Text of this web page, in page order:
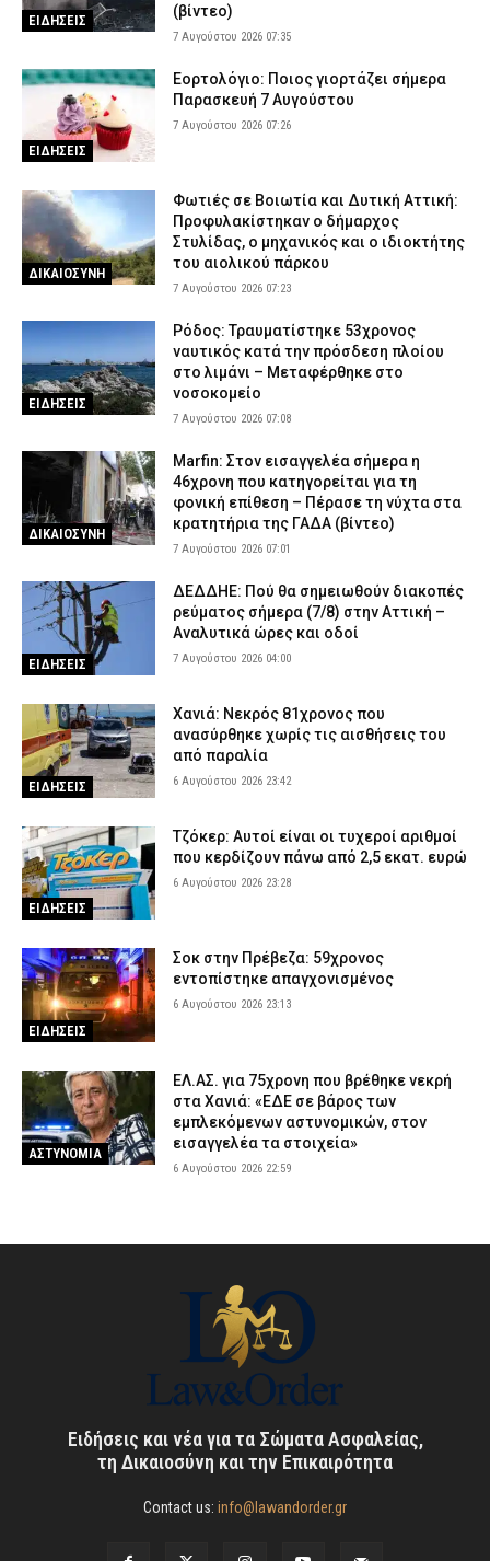
ΕΙΔΗΣΕΙΣ
(βίντεο)
7 Αυγούστου 2026 07:35
ΕΙΔΗΣΕΙΣ
Εορτολόγιο: Ποιος γιορτάζει σήμερα
Παρασκευή 7 Αυγούστου
7 Αυγούστου 2026 07:26
ΔΙΚΑΙΟΣΥΝΗ
Φωτιές σε Βοιωτία και Δυτική Αττική:
Προφυλακίστηκαν ο δήμαρχος
Στυλίδας, ο μηχανικός και ο ιδιοκτήτης
του αιολικού πάρκου
7 Αυγούστου 2026 07:23
ΕΙΔΗΣΕΙΣ
Ρόδος: Τραυματίστηκε 53χρονος
ναυτικός κατά την πρόσδεση πλοίου
στο λιμάνι – Μεταφέρθηκε στο
νοσοκομείο
7 Αυγούστου 2026 07:08
ΔΙΚΑΙΟΣΥΝΗ
Marfin: Στον εισαγγελέα σήμερα η
46χρονη που κατηγορείται για τη
φονική επίθεση – Πέρασε τη νύχτα στα
κρατητήρια της ΓΑΔΑ (βίντεο)
7 Αυγούστου 2026 07:01
ΕΙΔΗΣΕΙΣ
ΔΕΔΔΗΕ: Πού θα σημειωθούν διακοπές
ρεύματος σήμερα (7/8) στην Αττική –
Αναλυτικά ώρες και οδοί
7 Αυγούστου 2026 04:00
ΕΙΔΗΣΕΙΣ
Χανιά: Νεκρός 81χρονος που
ανασύρθηκε χωρίς τις αισθήσεις του
από παραλία
6 Αυγούστου 2026 23:42
ΕΙΔΗΣΕΙΣ
Τζόκερ: Αυτοί είναι οι τυχεροί αριθμοί
που κερδίζουν πάνω από 2,5 εκατ. ευρώ
6 Αυγούστου 2026 23:28
ΕΙΔΗΣΕΙΣ
Σοκ στην Πρέβεζα: 59χρονος
εντοπίστηκε απαγχονισμένος
6 Αυγούστου 2026 23:13
ΑΣΤΥΝΟΜΙΑ
ΕΛ.ΑΣ. για 75χρονη που βρέθηκε νεκρή
στα Χανιά: «ΕΔΕ σε βάρος των
εμπλεκόμενων αστυνομικών, στον
εισαγγελέα τα στοιχεία»
6 Αυγούστου 2026 22:59
Ειδήσεις και νέα για τα Σώματα Ασφαλείας,
τη Δικαιοσύνη και την Επικαιρότητα
Contact us: info@lawandorder.gr